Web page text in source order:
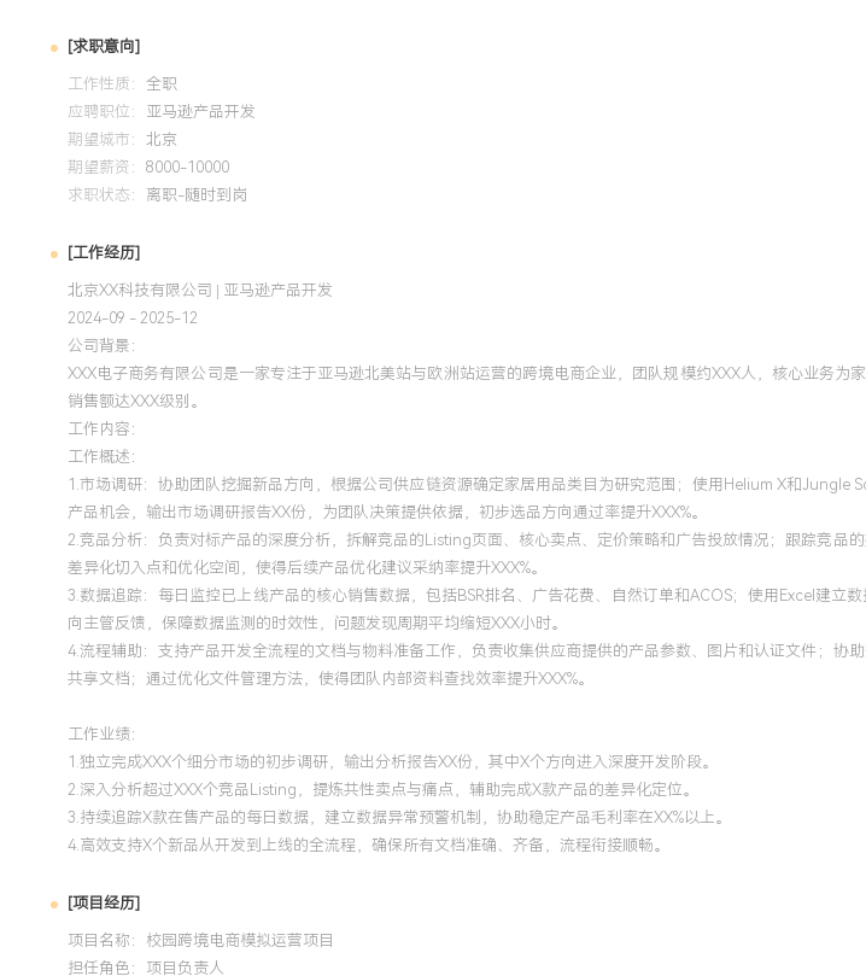
[求职意向]
工作性质： 全职
应聘职位： 亚马逊产品开发
期望城市： 北京
期望薪资： 8000-10000
求职状态： 离职-随时到岗
[工作经历]
北京XX科技有限公司 | 亚马逊产品开发
2024-09 - 2025-12
公司背景：
XXX电子商务有限公司是一家专注于亚马逊北美站与欧洲站运营的跨境电商企业，团队规模约XXX人，核心业务
销售额达XXX级别。
工作内容：
工作概述：
1.市场调研：协助团队挖掘新品方向，根据公司供应链资源确定家居用品类目为研究范围；使用Helium X和
产品机会，输出市场调研报告XX份，为团队决策提供依据，初步选品方向通过率提升XXX%。
2.竞品分析：负责对标产品的深度分析，拆解竞品的Listing页面、核心卖点、定价策略和广告投放情况；跟踪竞
差异化切入点和优化空间，使得后续产品优化建议采纳率提升XXX%。
3.数据追踪：每日监控已上线产品的核心销售数据，包括BSR排名、广告花费、自然订单和ACOS；使用Excel建
向主管反馈，保障数据监测的时效性，问题发现周期平均缩短XXX小时。
4.流程辅助：支持产品开发全流程的文档与物料准备工作，负责收集供应商提供的产品参数、图片和认证文件；
共享文档；通过优化文件管理方法，使得团队内部资料查找效率提升XXX%。
工作业绩：
1.独立完成XXX个细分市场的初步调研，输出分析报告XX份，其中X个方向进入深度开发阶段。
2.深入分析超过XXX个竞品Listing，提炼共性卖点与痛点，辅助完成X款产品的差异化定位。
3.持续追踪X款在售产品的每日数据，建立数据异常预警机制，协助稳定产品毛利率在XX%以上。
4.高效支持X个新品从开发到上线的全流程，确保所有文档准确、齐备，流程衔接顺畅。
[项目经历]
项目名称：校园跨境电商模拟运营项目
担任角色： 项目负责人